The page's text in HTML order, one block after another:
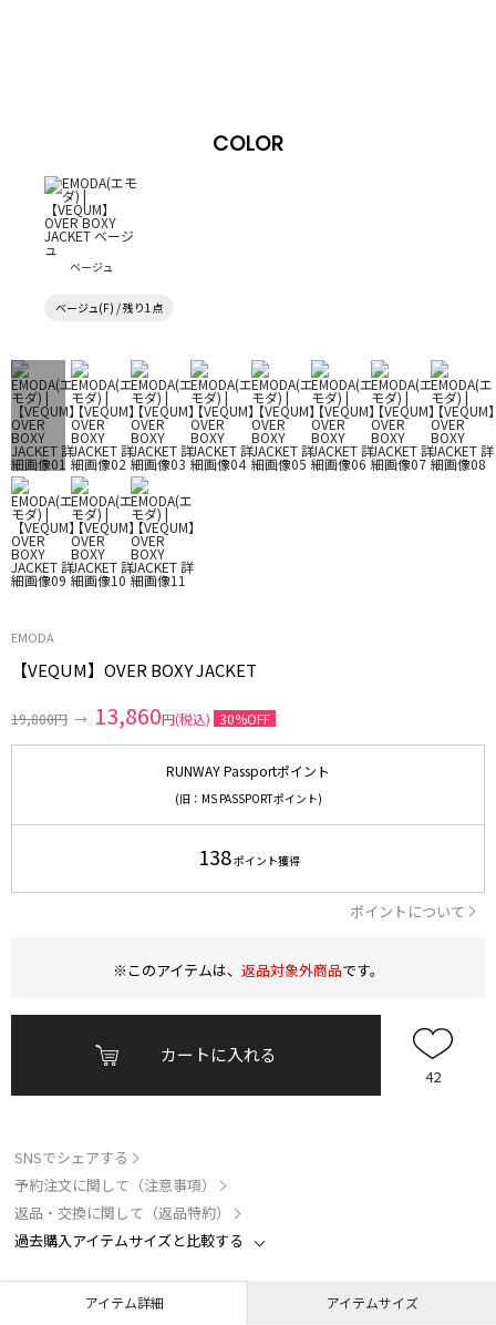
COLOR
ベージュ
ベージュ(F) / 残り1点
EMODA
【VEQUM】OVER BOXY JACKET
19,800円 → 13,860円(税込) 30%OFF
RUNWAY Passportポイント
(旧：MS PASSPORTポイント)
138ポイント獲得
ポイントについて
※このアイテムは、 返品対象外商品です。
カートに入れる
42
SNSでシェアする
予約注文に関して（注意事項）
返品・交換に関して（返品特約）
過去購入アイテムサイズと比較する
アイテム詳細 アイテムサイズ